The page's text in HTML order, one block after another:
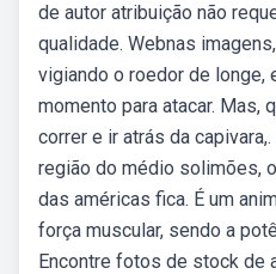
de autor atribuição não
qualidade. Webnas
vigiando o roedor de longe,
momento para atacar. Mas,
correr e ir atrás da
região do médio solimões,
das américas fica. É um
força muscular, sendo a
Encontre fotos de stock de